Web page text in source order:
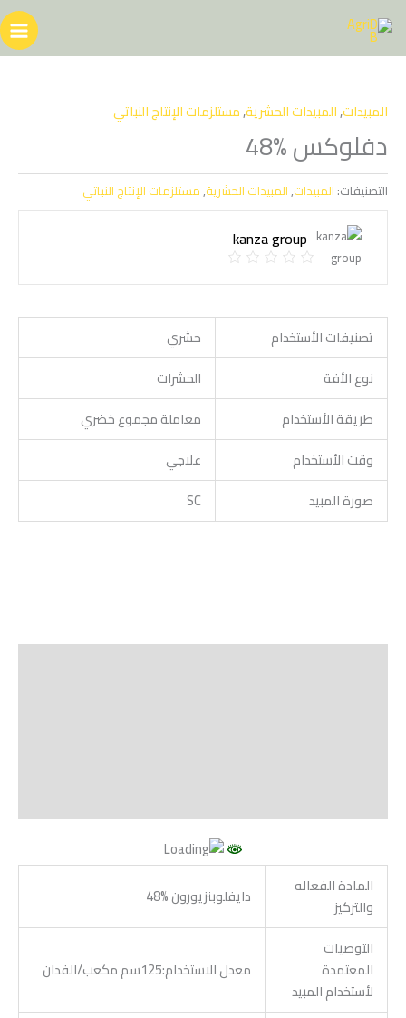
إلى
المحتوى
المبيدات,المبيدات الحشرية,مستلزمات الإنتاج النباتي
دفلوكس %48
التصنيفات: المبيدات,المبيدات الحشرية,مستلزمات الإنتاج النباتي
kanza group
تصنيفات الأستخدام
حشري
نوع الأفة
الحشرات
طريقة الأستخدام
معاملة مجموع خضري
وقت الأستخدام
علاجي
صورة المبيد
SC
المادة الفعاله
والتركيز
دايفلوبنزيورون %48
التوصيات
المعتمدة
لأستخدام المبيد
معدل الاستخدام:125سم مكعب/الفدان